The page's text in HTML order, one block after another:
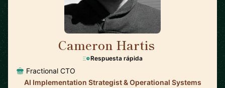
Cameron Hartis
Respuesta rápida
Fractional CTO
AI Implementation Strategist & Operational Systems